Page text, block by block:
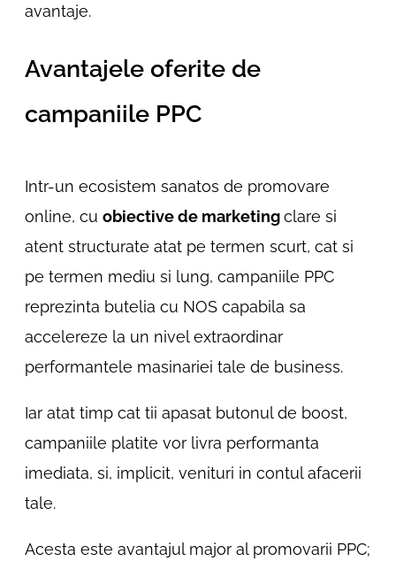
avantaje.
Avantajele oferite de
campaniile PPC
Intr-un ecosistem sanatos de promovare
online, cuobiective de marketingclare si
atent structurate atat pe termen scurt, cat si
pe termen mediu si lung, campaniile PPC
reprezinta butelia cu NOS capabila sa
accelereze la un nivel extraordinar
performantele masinariei tale de business.
Iar atat timp cat tii apasat butonul de boost,
campaniile platite vor livra performanta
imediata, si, implicit, venituri in contul afacerii
tale.
Acesta este avantajul major al promovarii PPC;